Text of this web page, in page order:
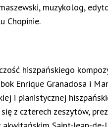
muzykolog,
Chopinie.
hiszpańskiego
Enrique Granadosa i
i pianistycznej
się z czterech zeszytów,